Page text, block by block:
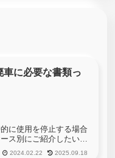
車に必要な書類っ
に使用を停止する場合
ス別にご紹介したいと
車がありますが、実は
2024.02.22 2025.09.18